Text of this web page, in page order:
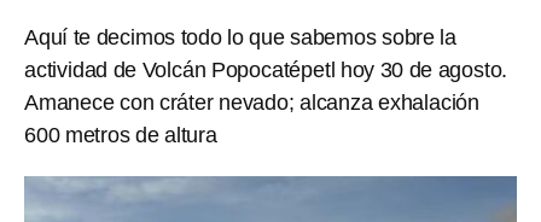
Aquí te decimos todo lo que sabemos sobre la
actividad de Volcán Popocatépetl hoy 30 de agosto.
Amanece con cráter nevado; alcanza exhalación
600 metros de altura